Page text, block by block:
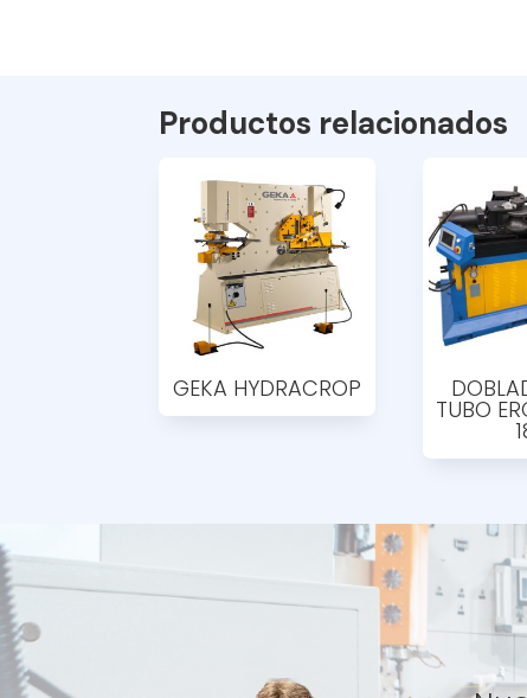
Productos relacionados
GEKA HYDRACROP
TUBO